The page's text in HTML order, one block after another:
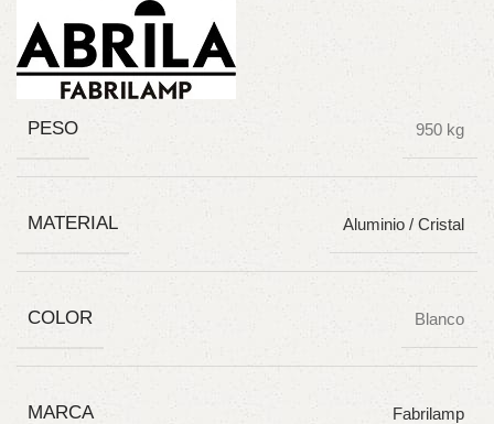
PESO 950 kg
MATERIAL Aluminio / Cristal
COLOR Blanco
MARCA Fabrilamp